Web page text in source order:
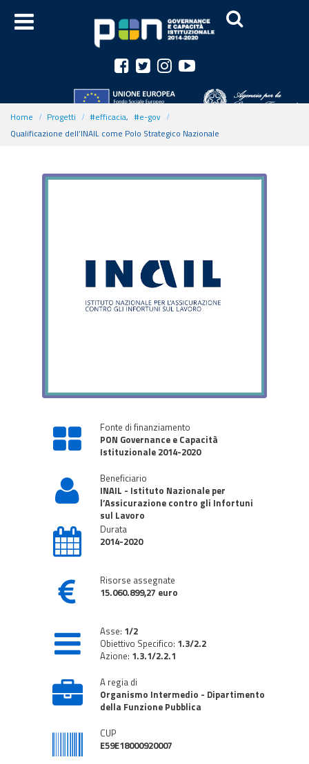
Home Progetti #efficacia, #e-gov
Qualificazione dell’INAIL come Polo Strategico Nazionale
Fonte di finanziamento
PON Governance e Capacità
Istituzionale 2014-2020
Beneficiario
INAIL - Istituto Nazionale per
l’Assicurazione contro gli Infortuni
sul Lavoro
Durata
2014-2020
Risorse assegnate
15.060.899,27 euro
Asse: 1/2
Obiettivo Specifico: 1.3/2.2
Azione: 1.3.1/2.2.1
A regia di
Organismo Intermedio - Dipartimento
della Funzione Pubblica
CUP
E59E18000920007